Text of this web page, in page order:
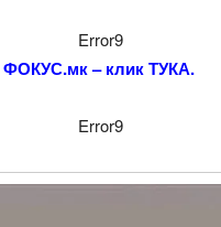
Error9
ФОКУС.мк – клик ТУКА.
Error9